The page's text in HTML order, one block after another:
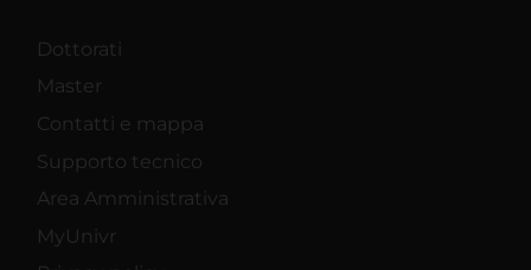
Dottorati
Master
Contatti e mappa
Supporto tecnico
Area Amministrativa
MyUnivr